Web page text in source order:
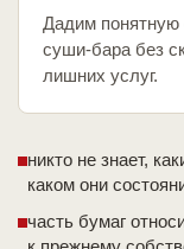
Дадим понятную
суши-бара без
лишних услуг.
никто не знает,
каком они
часть бумаг